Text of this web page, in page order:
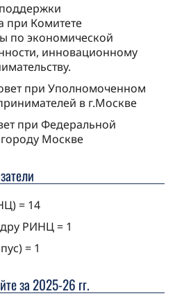
при Комитете
по экономической
инновационному
при Уполномоченном
в г.Москве
при Федеральной
Москве
= 14
РИНЦ = 1
= 1
за 2025-26 гг.